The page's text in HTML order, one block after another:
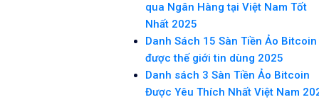
qua Ngân Hàng tại Việt Nam Tốt
Nhất 2025
Danh Sách 15 Sàn Tiền Ảo Bitcoin
được thế giới tin dùng 2025
Danh sách 3 Sàn Tiền Ảo Bitcoin
Được Yêu Thích Nhất Việt Nam